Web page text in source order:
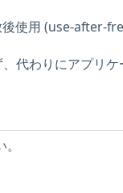
使用 (use-after-
代わりにアプリ